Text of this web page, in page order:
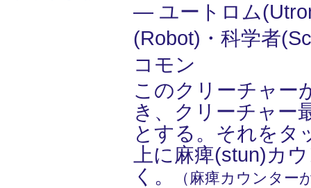
― ユートロム
(Robot)・科学者
コモン
このクリーチャー
き、クリーチャー
とする。それをタ
上に麻痺(stun)カ
く。
（麻痺カウンター